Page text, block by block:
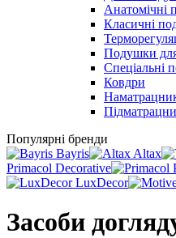
Анатомічні
Класичні
Подушки
Спеціальні
Ковдри
Популярні бренди
Bayris
Altax
Primacol Decorative
LuxDecor
Засоби